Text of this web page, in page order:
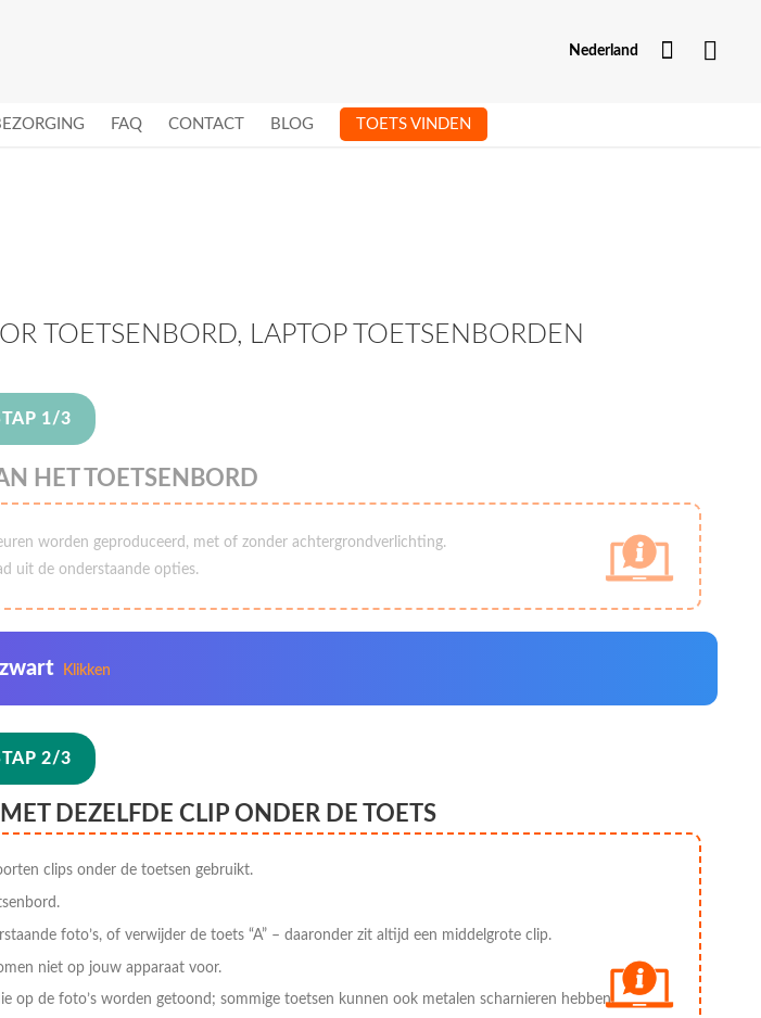
Nederland
Mijn
FAQ CONTACT BLOG TOETS VINDEN
TOETSENBORD, LAPTOP TOETSENBORDEN
1/3
HET TOETSENBORD
worden geproduceerd, met of zonder achtergrondverlichting.
uit de onderstaande opties.
Klikken
2/3
DEZELFDE CLIP ONDER DE TOETS
clips onder de toetsen gebruikt.
foto’s, of verwijder de toets “A” – daaronder zit altijd een middelgrote clip.
niet op jouw apparaat voor.
de foto’s worden getoond; sommige toetsen kunnen ook metalen scharnieren hebben.